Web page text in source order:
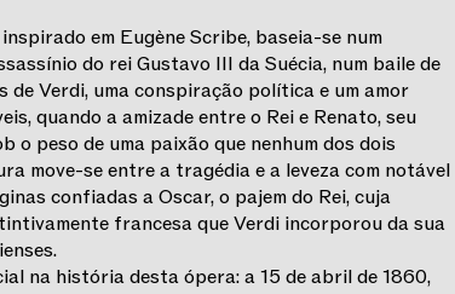
em Eugène Scribe, baseia-se num
do rei Gustavo III da Suécia, num baile de
de Verdi, uma conspiração política e um amor
quando a amizade entre o Rei e Renato, seu
o peso de uma paixão que nenhum dos dois
move-se entre a tragédia e a leveza com notável
confiadas a Oscar, o pajem do Rei, cuja
francesa que Verdi incorporou da sua
na história desta ópera: a 15 de abril de 1860,